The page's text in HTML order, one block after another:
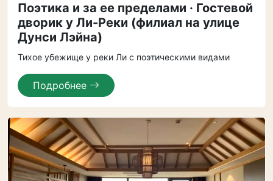
Поэтика и за ее пределами · Гостевой
дворик у Ли-Реки (филиал на улице
Дунси Лэйна)
Тихое убежище у реки Ли с поэтическими видами
Подробнее